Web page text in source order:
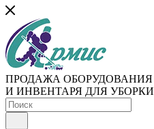
ПРОДАЖА ОБОРУДОВАНИЯ
И ИНВЕНТАРЯ ДЛЯ УБОРКИ